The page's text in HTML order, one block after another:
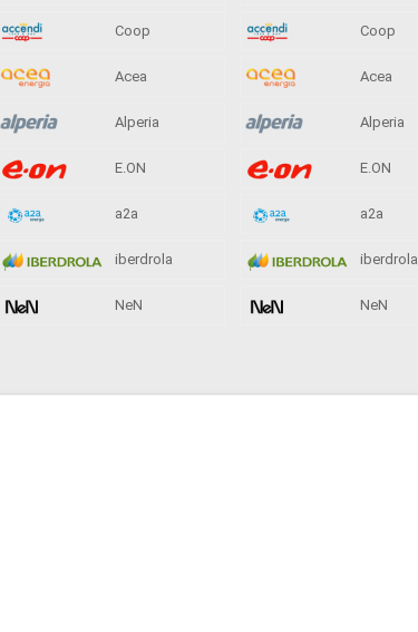
Coop
Acea
Alperia
E.ON
a2a
iberdrola
NeN
Coop
Acea
Alperia
E.ON
a2a
iberdrola
NeN